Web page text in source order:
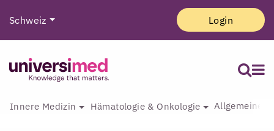
Schweiz Login
Innere Medizin Hämatologie & Onkologie Allgemeine